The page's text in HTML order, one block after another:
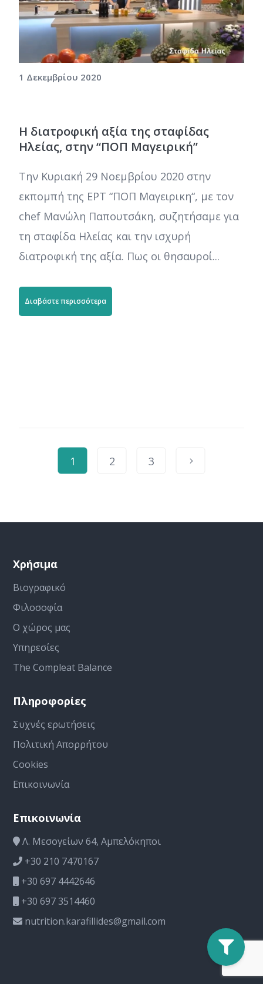
1 Δεκεμβρίου 2020
Η διατροφική αξία της σταφίδας
Ηλείας, στην “ΠΟΠ Μαγειρική”
Την Κυριακή 29 Νοεμβρίου 2020 στην
εκπομπή της ΕΡΤ “ΠΟΠ Μαγειρικη“, με τον
chef Μανώλη Παπουτσάκη, συζητήσαμε για
τη σταφίδα Ηλείας και την ισχυρή
διατροφική της αξία. Πως οι θησαυροί...
Διαβάστε περισσότερα
1 2 3
Χρήσιμα
Βιογραφικό
Φιλοσοφία
Ο χώρος μας
Υπηρεσίες
The Compleat Balance
Πληροφορίες
Συχνές ερωτήσεις
Πολιτική Απορρήτου
Cookies
Επικοινωνία
Επικοινωνία
Λ. Μεσογείων 64, Αμπελόκηποι
+30 210 7470167
+30 697 4442646
+30 697 3514460
nutrition.karafillides@gmail.com